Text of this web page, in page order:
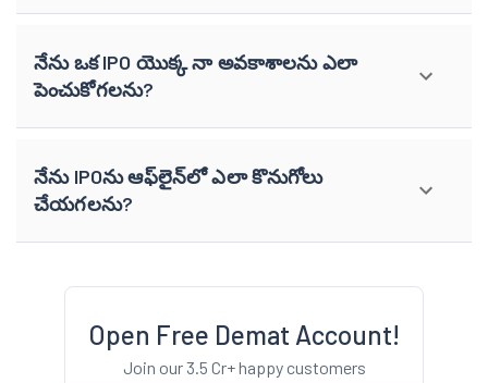
నేను ఒక IPO యొక్క నా అవకాశాలను ఎలా
పెంచుకోగలను?
నేను IPOను ఆఫ్‌లైన్‌లో ఎలా కొనుగోలు
చేయగలను?
Open Free Demat Account!
Join our 3.5 Cr+ happy customers